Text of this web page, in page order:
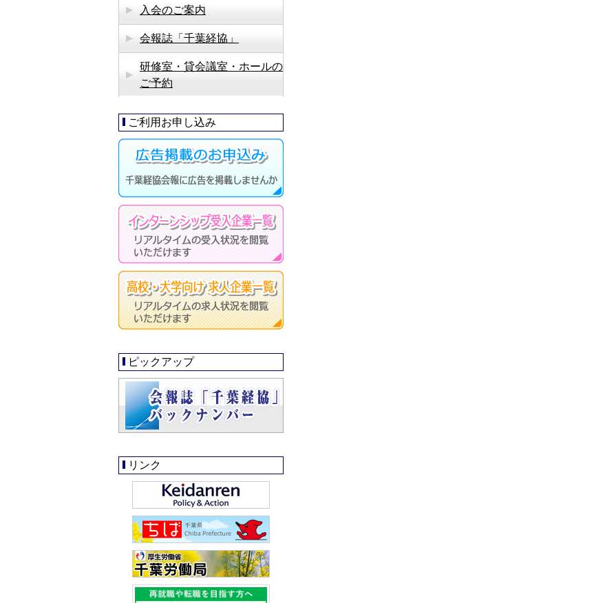
入会のご案内
会報誌「千葉経協」
研修室・貸会議室・ホールの
ご予約
ご利用お申し込み
ピックアップ
リンク